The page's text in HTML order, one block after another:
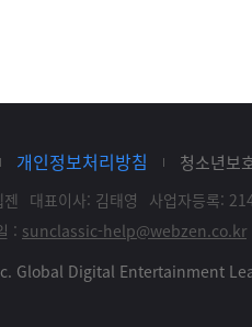
개인정보처리방침 청소년보
대표이사: 김태영
사업자등록:
: sunclassic-help@webzen.co.kr
Global Digital Entertainment